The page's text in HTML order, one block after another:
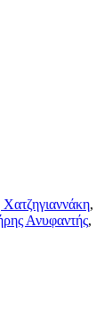
,
Ανυφαντής,